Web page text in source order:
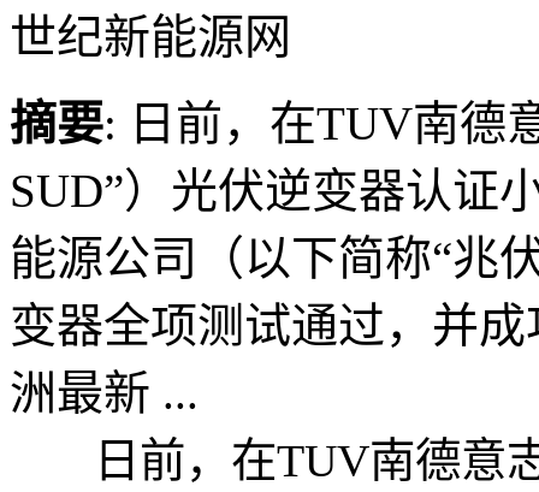
世纪新能源网
摘要: 日前，在TUV南德
SUD”）光伏逆变器认证
能源公司（以下简称“兆
变器全项测试通过，并成
洲最新 ...
日前，在TUV南德意志